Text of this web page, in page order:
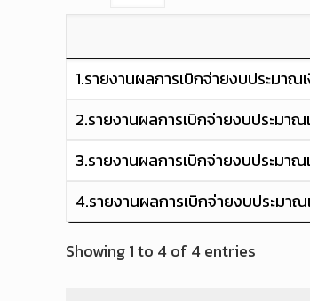
1.รายงานผลการเบิกจ่ายงบประมาณ
2.รายงานผลการเบิกจ่ายงบประมา
3.รายงานผลการเบิกจ่ายงบประมา
4.รายงานผลการเบิกจ่ายงบประมา
Showing 1 to 4 of 4 entries